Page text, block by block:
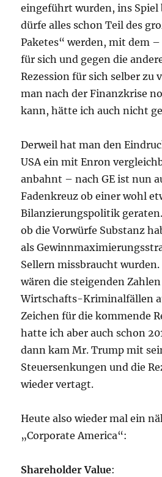
eingeführt wurden, ins
dürfe alles schon Teil des
Paketes“ werden, mit dem
für sich und gegen die
Rezession für sich selber zu
man nach der Finanzkrise
kann, hätte ich auch nicht
Derweil hat man den
USA ein mit Enron
anbahnt – nach GE ist nun
Fadenkreuz ob einer wohl
Bilanzierungspolitik
ob die Vorwürfe Substanz
als
Sellern missbraucht
wären die steigenden
Wirtschafts-Kriminalfällen
Zeichen für die kommende
hatte ich aber auch schon
dann kam Mr. Trump mit
Steuersenkungen und die
wieder vertagt.
Heute also wieder mal ein
„Corporate America“:
Shareholder Value: